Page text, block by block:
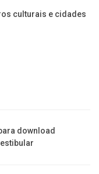
culturais e cidades
download